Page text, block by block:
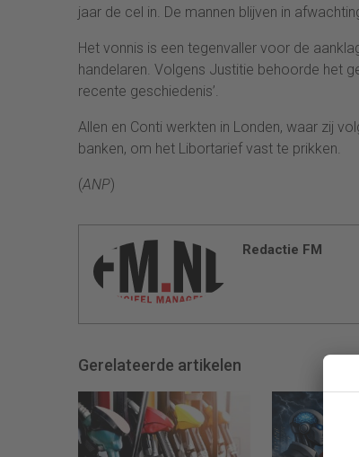
jaar de cel in. De mannen blijven in
Het vonnis is een tegenvaller voor de
handelaren. Volgens Justitie behoorde het
recente geschiedenis’.
Allen en Conti werkten in Londen, waar zij
banken, om het Libortarief vast te prikken.
(ANP)
Redactie FM
Gerelateerde artikelen